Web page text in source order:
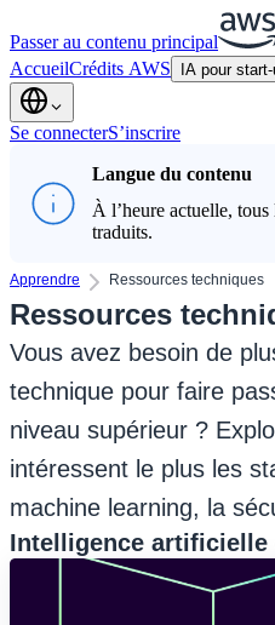
Passer au contenu principal
AccueilCrédits AWS IA pour
Se connecterS’inscrire
Langue du contenu
À l’heure actuelle, tous
traduits.
Apprendre Ressources techniques
Ressources
Vous avez besoin de
technique pour faire
niveau supérieur ?
intéressent le plus les
machine learning, la
Intelligence artificielle